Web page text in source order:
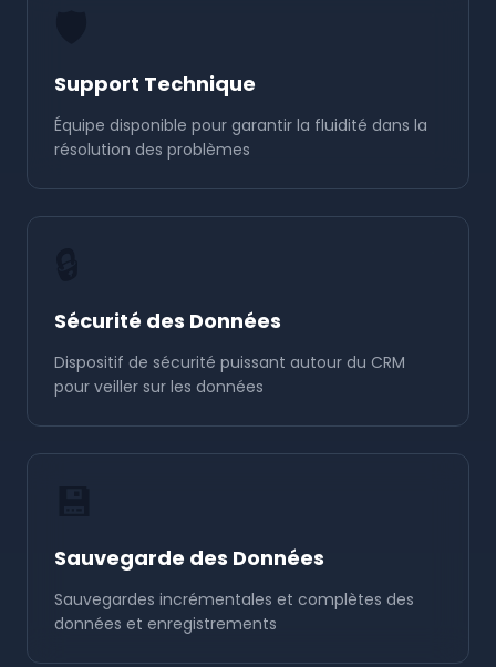
Support Technique
Équipe disponible pour garantir la fluidité dans la
résolution des problèmes
Sécurité des Données
Dispositif de sécurité puissant autour du CRM
pour veiller sur les données
Sauvegarde des Données
Sauvegardes incrémentales et complètes des
données et enregistrements